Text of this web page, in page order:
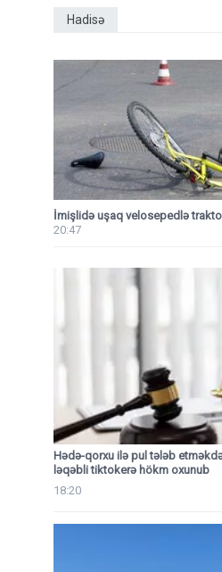
Hadisə
İmişlidə uşaq velosepedlə
20:47
Hədə-qorxu ilə pul tələb
ləqəbli tiktokerə hökm oxunub
18:20